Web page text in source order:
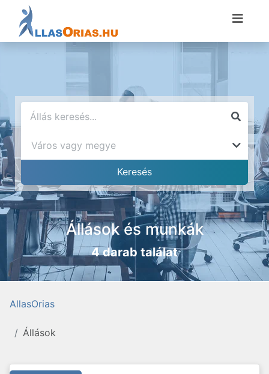
Állások és munkák
4 darab találat
AllasOrias
Állások